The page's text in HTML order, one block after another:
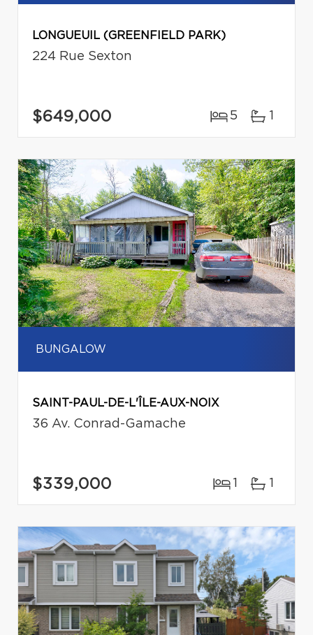
LONGUEUIL (GREENFIELD PARK)
224 Rue Sexton
$649,000 5 1
BUNGALOW
SAINT-PAUL-DE-L'ÎLE-AUX-NOIX
36 Av. Conrad-Gamache
$339,000 1 1